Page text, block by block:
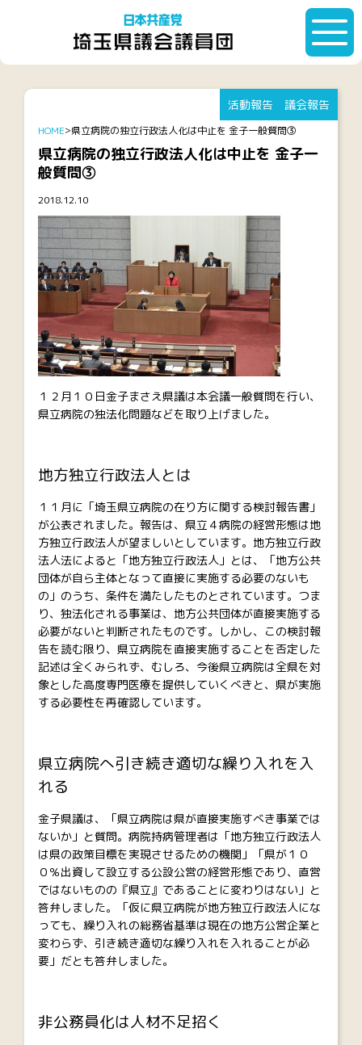
HOME 県立病院の独立行政法人化は中止を 金子一般質問③
県立病院の独立行政法人化は中止を 金子一
般質問③
2018.12.10
活動報告 議会報告
１２月１０日金子まさえ県議は本会議一般質問を行い、
県立病院の独法化問題などを取り上げました。
地方独立行政法人とは
１１月に「埼玉県立病院の在り方に関する検討報告書」
が公表されました。報告は、県立４病院の経営形態は地
方独立行政法人が望ましいとしています。地方独立行政
法人法によると「地方独立行政法人」とは、「地方公共
団体が自ら主体となって直接に実施する必要のないも
の」のうち、条件を満たしたものとされています。つま
り、独法化される事業は、地方公共団体が直接実施する
必要がないと判断されたものです。しかし、この検討報
告を読む限り、県立病院を直接実施することを否定した
記述は全くみられず、むしろ、今後県立病院は全県を対
象とした高度専門医療を提供していくべきと、県が実施
する必要性を再確認しています。
県立病院へ引き続き適切な繰り入れを入
れる
金子県議は、「県立病院は県が直接実施すべき事業では
ないか」と質問。病院持病管理者は「地方独立行政法人
は県の政策目標を実現させるための機関」「県が１０
０％出資して設立する公設公営の経営形態であり、直営
ではないものの『県立』であることに変わりはない」と
答弁しました。「仮に県立病院が地方独立行政法人にな
っても、繰り入れの総務省基準は現在の地方公営企業と
変わらず、引き続き適切な繰り入れを入れることが必
要」だとも答弁しました。
非公務員化は人材不足招く